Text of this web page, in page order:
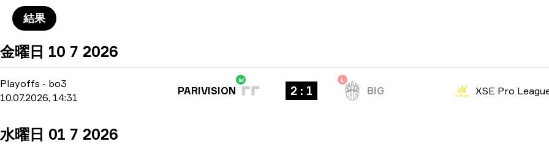
結果
金曜日 10 7 2026
Playoffs - bo3
10.07.2026, 14:31
W
PARIVISION 2 : 1
L
BIG XSE Pro
水曜日 01 7 2026